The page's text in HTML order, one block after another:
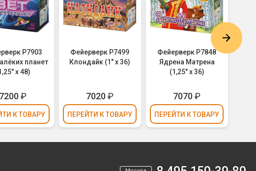
Р7903
планет
х 48)
7200₽
К ТОВАРУ
Фейерверк Р7499
Клондайк (1" х 36)
7020₽
ПЕРЕЙТИ К ТОВАРУ
Фейерверк Р7848
Ядрена Матрена
(1,25" х 36)
7070₽
ПЕРЕЙТИ К ТОВАРУ